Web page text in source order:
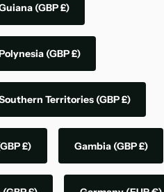
(GBP £)
(GBP £)
Territories (GBP £)
£) Gambia (GBP £)